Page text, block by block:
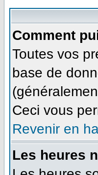
Comment
Toutes vos
base de
Ceci vous
Revenir en
Les heures